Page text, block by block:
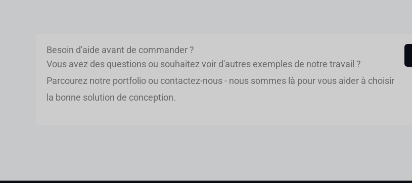
Besoin d'aide avant de commander ?
Vous avez des questions ou souhaitez voir d'autres exemples de notre travail ?
Parcourez notre portfolio ou contactez-nous - nous sommes là pour vous aider à choisir
la bonne solution de conception.